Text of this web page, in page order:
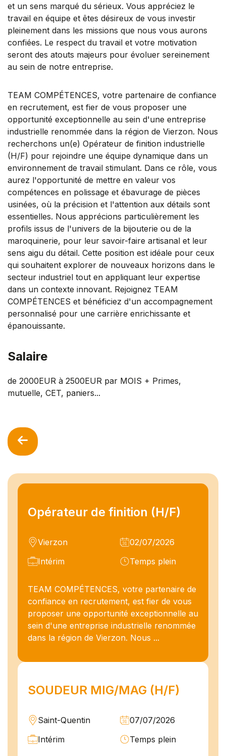
Opérateur de finition (H/F)
Vierzon
02/07/2026
Intérim
Temps plein
TEAM COMPÉTENCES, votre partenaire de
confiance en recrutement, est fier de vous
proposer une opportunité exceptionnelle au
sein d'une entreprise industrielle renommée
dans la région de Vierzon. Nous ...
SOUDEUR MIG/MAG (H/F)
Saint-Quentin
07/07/2026
Intérim
Temps plein
et un sens marqué du sérieux. Vous appréciez le
travail en équipe et êtes désireux de vous investir
pleinement dans les missions que nous vous aurons
confiées. Le respect du travail et votre motivation
seront des atouts majeurs pour évoluer sereinement
au sein de notre entreprise.
TEAM COMPÉTENCES, votre partenaire de confiance
en recrutement, est fier de vous proposer une
opportunité exceptionnelle au sein d'une entreprise
industrielle renommée dans la région de Vierzon. Nous
recherchons un(e) Opérateur de finition industrielle
(H/F) pour rejoindre une équipe dynamique dans un
environnement de travail stimulant. Dans ce rôle, vous
aurez l'opportunité de mettre en valeur vos
compétences en polissage et ébavurage de pièces
usinées, où la précision et l'attention aux détails sont
essentielles. Nous apprécions particulièrement les
profils issus de l'univers de la bijouterie ou de la
maroquinerie, pour leur savoir-faire artisanal et leur
sens aigu du détail. Cette position est idéale pour ceux
qui souhaitent explorer de nouveaux horizons dans le
secteur industriel tout en appliquant leur expertise
dans un contexte innovant. Rejoignez TEAM
COMPÉTENCES et bénéficiez d'un accompagnement
personnalisé pour une carrière enrichissante et
épanouissante.
Salaire
de 2000EUR à 2500EUR par MOIS + Primes,
mutuelle, CET, paniers...